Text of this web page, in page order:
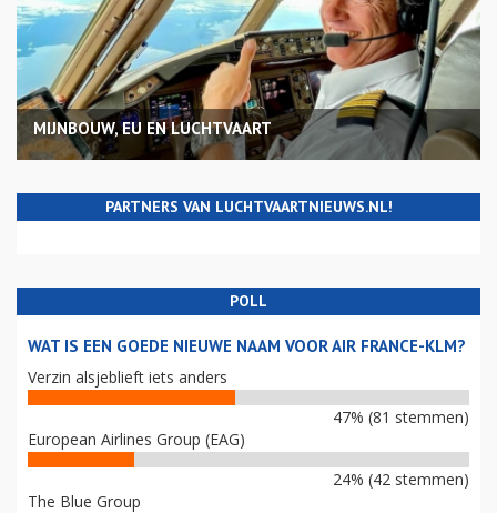
MIJNBOUW, EU EN LUCHTVAART
PARTNERS VAN LUCHTVAARTNIEUWS.NL!
POLL
WAT IS EEN GOEDE NIEUWE NAAM VOOR AIR FRANCE-KLM?
Verzin alsjeblieft iets anders
47% (81 stemmen)
European Airlines Group (EAG)
24% (42 stemmen)
The Blue Group